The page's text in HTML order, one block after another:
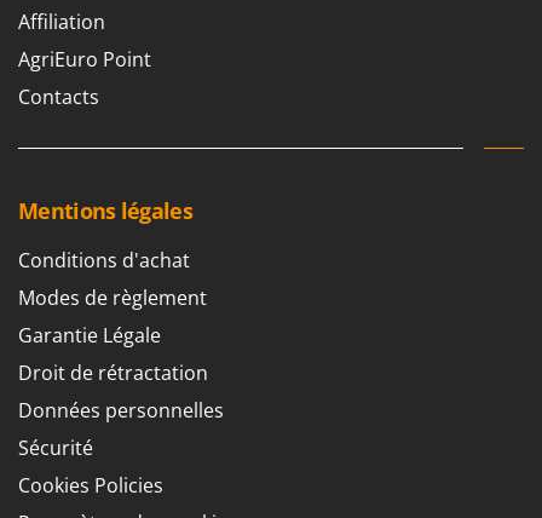
Affiliation
AgriEuro Point
Contacts
Mentions légales
Conditions d'achat
Modes de règlement
Garantie Légale
Droit de rétractation
Données personnelles
Sécurité
Cookies Policies